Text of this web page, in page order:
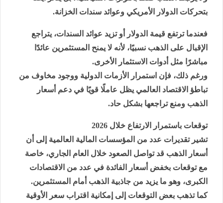
بتحركات الدولار الأمريكي وعوائد سندات الخزانة.
فعندما ترتفع قيمة الدولار أو تزيد عوائد السندات، يتراجع
الإقبال على الذهب نسبيًا، لأنه لا يمنح المستثمرين عائدًا
مباشرًا مثل أدوات الاستثمار الأخرى.
ورغم ذلك، فإن استمرار الأزمات الدولية ووجود مخاوف من
تباطؤ الاقتصاد العالمي يظل عاملًا قويًا في دعم أسعار
الذهب ومنع تراجعها بشكل حاد.
توقعات باستمرار الارتفاع خلال 2026
تشير تقديرات عدد من المؤسسات المالية العالمية إلى أن
أسعار الذهب قد تواصل الصعود خلال العام الجاري، خاصة
مع توقعات بخفض أسعار الفائدة في عدد من الاقتصادات
الكبرى، وهو ما يزيد من جاذبية الذهب أمام المستثمرين.
كما تذهب بعض التوقعات إلى إمكانية اقتراب سعر الأوقية